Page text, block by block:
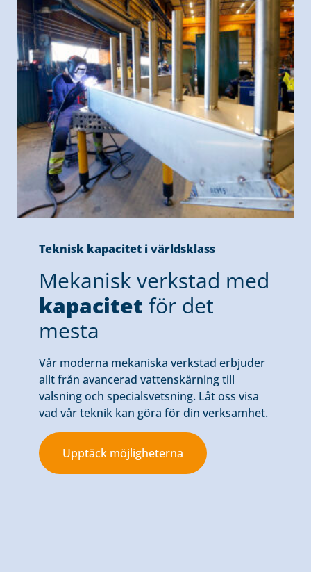
Teknisk kapacitet i världsklass
Mekanisk verkstad med
kapacitet för det
mesta
Vår moderna mekaniska verkstad erbjuder
allt från avancerad vattenskärning till
valsning och specialsvetsning. Låt oss visa
vad vår teknik kan göra för din verksamhet.
Upptäck möjligheterna